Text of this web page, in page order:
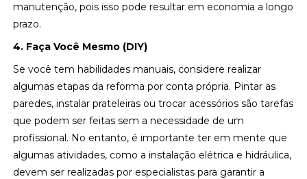
manutenção, pois isso pode resultar em economia a longo
prazo.
4. Faça Você Mesmo (DIY)
Se você tem habilidades manuais, considere realizar
algumas etapas da reforma por conta própria. Pintar as
paredes, instalar prateleiras ou trocar acessórios são tarefas
que podem ser feitas sem a necessidade de um
profissional. No entanto, é importante ter em mente que
algumas atividades, como a instalação elétrica e hidráulica,
devem ser realizadas por especialistas para garantir a